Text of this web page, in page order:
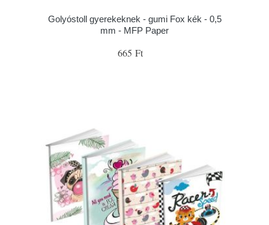
Golyóstoll gyerekeknek - gumi Fox kék - 0,5
mm - MFP Paper
665 Ft